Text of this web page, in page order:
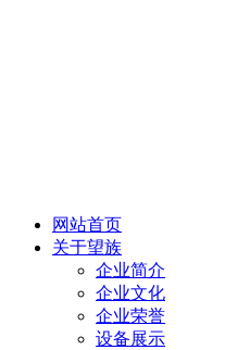
网站首页
关于望族
企业简介
企业文化
企业荣誉
设备展示